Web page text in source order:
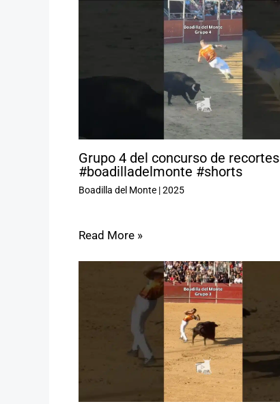
Grupo 4 del concurso de recortes
#boadilladelmonte #shorts
Boadilla del Monte|2025
Read More »